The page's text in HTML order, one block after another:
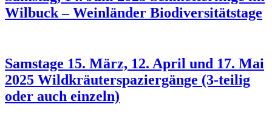
Wilbuck – Weinländer Biodiversitätstage
Samstage 15. März, 12. April und 17. Mai
2025 Wildkräuterspaziergänge (3-teilig
oder auch einzeln)